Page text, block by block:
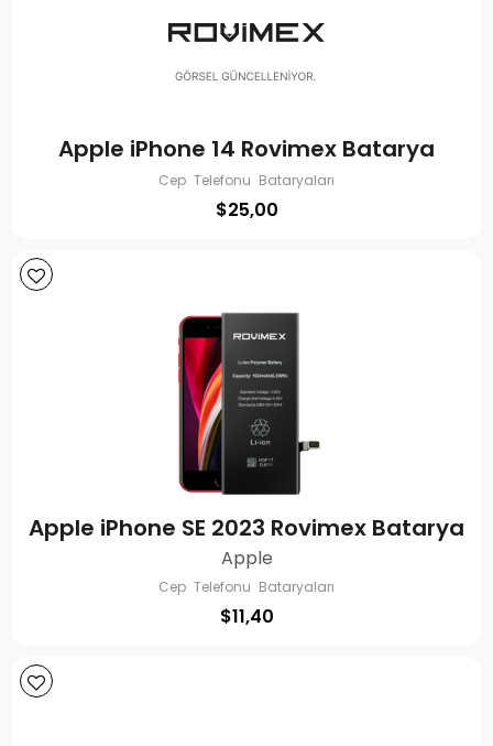
Apple iPhone 14 Rovimex Batarya
Cep Telefonu Bataryaları
$25,00
Apple iPhone SE 2023 Rovimex Batarya
Apple
Cep Telefonu Bataryaları
$11,40